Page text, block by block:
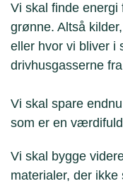
Vi skal finde energi
grønne. Altså
eller hvor vi bliver i
drivhusgasserne
Vi skal spare
som er en
Vi skal bygge
materialer, der